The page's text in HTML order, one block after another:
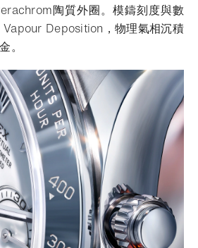
陶質外圈。模鑄刻度與數
Deposition，物理氣相沉積
。